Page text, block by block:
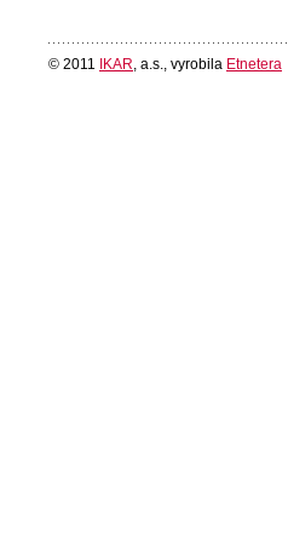
© 2011 IKAR , a.s., vyrobila Etnetera